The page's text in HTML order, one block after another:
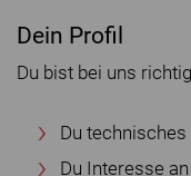
Dein Profil
Du bist bei uns
Du
Du Interesse